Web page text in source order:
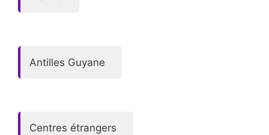
Antilles Guyane
Centres étrangers